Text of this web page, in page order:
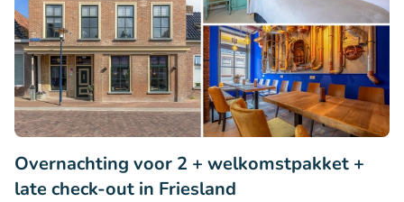
Overnachting voor 2 + welkomstpakket +
late check-out in Friesland